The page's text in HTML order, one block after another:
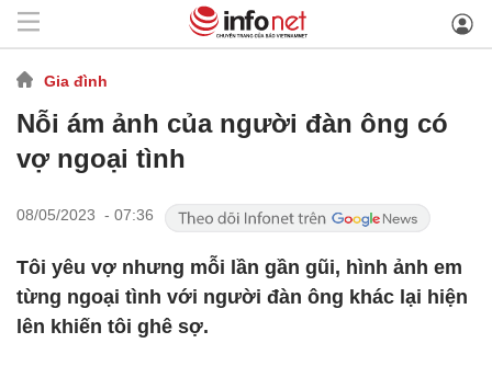
Gia đình
Nỗi ám ảnh của người đàn ông có
vợ ngoại tình
08/05/2023 - 07:36
Tôi yêu vợ nhưng mỗi lần gần gũi, hình ảnh em
từng ngoại tình với người đàn ông khác lại hiện
lên khiến tôi ghê sợ.